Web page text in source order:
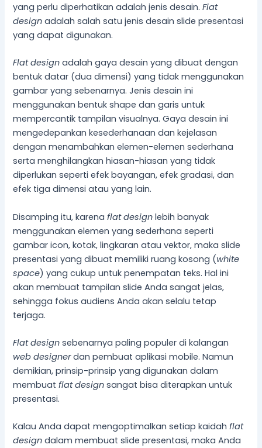
yang perlu diperhatikan adalah jenis desain.Flat
design adalah salah satu jenis desain slide presentasi
yang dapat digunakan.
Flat design adalah gaya desain yang dibuat dengan
bentuk datar (dua dimensi) yang tidak menggunakan
gambar yang sebenarnya. Jenis desain ini
menggunakan bentuk shape dan garis untuk
mempercantik tampilan visualnya. Gaya desain ini
mengedepankan kesederhanaan dan kejelasan
dengan menambahkan elemen-elemen sederhana
serta menghilangkan hiasan-hiasan yang tidak
diperlukan seperti efek bayangan, efek gradasi, dan
efek tiga dimensi atau yang lain.
Disamping itu, karenaflat design lebih banyak
menggunakan elemen yang sederhana seperti
gambar icon, kotak, lingkaran atau vektor, maka slide
presentasi yang dibuat memiliki ruang kosong (white
space) yang cukup untuk penempatan teks. Hal ini
akan membuat tampilan slide Anda sangat jelas,
sehingga fokus audiens Anda akan selalu tetap
terjaga.
Flat design sebenarnya paling populer di kalangan
web designerdan pembuat aplikasi mobile. Namun
demikian, prinsip-prinsip yang digunakan dalam
membuatflat design sangat bisa diterapkan untuk
presentasi.
Kalau Anda dapat mengoptimalkan setiap kaidahflat
design dalam membuat slide presentasi, maka Anda